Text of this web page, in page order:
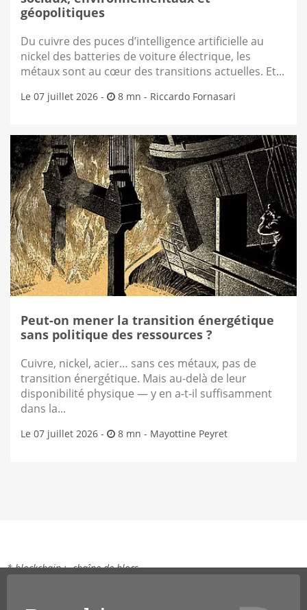
géopolitiques
Du cuivre des puces d’intelligence artificielle au
nickel des batteries de voiture électrique, les
métaux sont au cœur des transitions actuelles. Et...
Le 07 juillet 2026 - 8 mn - Riccardo Fornasari
Peut-on mener la transition énergétique
sans politique des ressources ?
Cuivre, nickel, acier… sans ces métaux, pas de
transition énergétique. Mais au-delà de leur
disponibilité physique — y en a-t-il suffisamment
dans la...
Le 07 juillet 2026 - 8 mn - Mayottine Peyret
* blockchain : chaîne de blocs